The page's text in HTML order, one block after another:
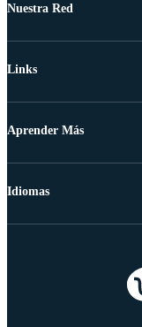
Nuestra Red
Links
Aprender Más
Idiomas